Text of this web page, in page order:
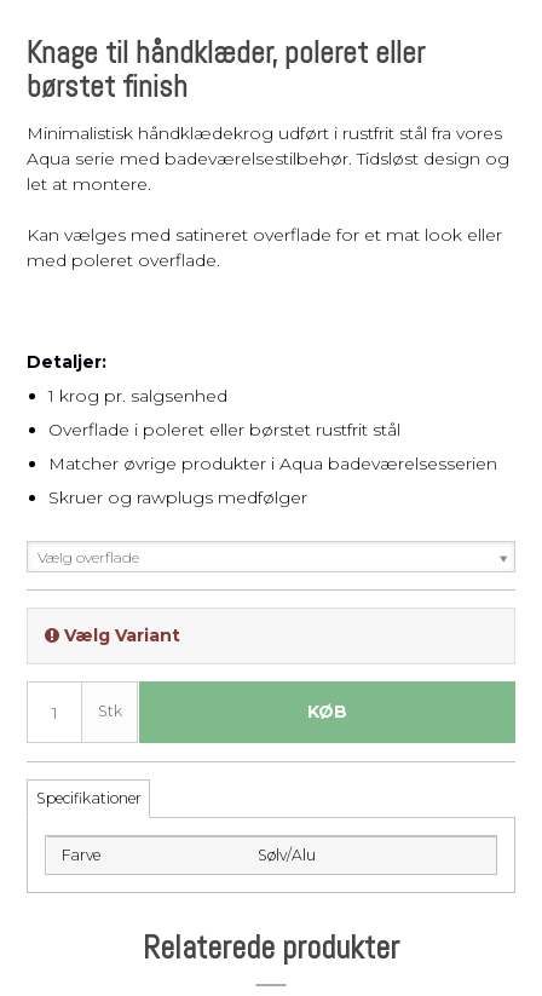
Knage til håndklæder, poleret eller
børstet finish
Minimalistisk håndklædekrog udført i rustfrit stål fra vores
Aqua serie med badeværelsestilbehør. Tidsløst design og
let at montere.
Kan vælges med satineret overflade for et mat look eller
med poleret overflade.
Detaljer:
1 krog pr. salgsenhed
Overflade i poleret eller børstet rustfrit stål
Matcher øvrige produkter i Aqua badeværelsesserien
Skruer og rawplugs medfølger
Vælg overflade
Vælg Variant
Stk KØB
Specifikationer
Farve Sølv/Alu
Relaterede produkter